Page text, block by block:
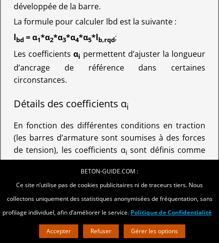
développée de la barre.
La formule pour calculer lbd est la suivante :
lbd= α1*α2*α3*α4*α5*lb,rqd;
Les coefficientsαi permettent d’ajuster la longueur
d’ancrage de référence dans certaines
circonstances.
Détails des coefficients αi
En fonction des différentes conditions en traction
(les barres d’armature sont soumises à des forces
de tension), les coefficients αisont définis comme
1
barres courbes dans certaines conditions :
1
Barre courbe : α1= 0,7 si cd> 3*∅.
BETON-GUIDE.COM :
Ce site n’utilise pas de cookies publicitaires ni de traceurs tiers. Nous
collectons uniquement des statistiques anonymisées de fréquentation, sans
profilage individuel, afin d’améliorer le service. Politique de Confidentialité
Accepter Refuser Gérer les options